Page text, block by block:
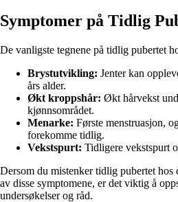
Symptomer på Tidlig
De vanligste tegnene på tidlig pubertet
Brystutvikling: Jenter kan
års alder.
Økt kroppshår: Økt hårvekst
kjønnsområdet.
Menarke: Første menstruasjon,
forekomme tidlig.
Vekstspurt: Tidligere vekstspurt
Dersom du mistenker tidlig pubertet hos
av disse symptomene, er det viktig å
undersøkelser og råd.